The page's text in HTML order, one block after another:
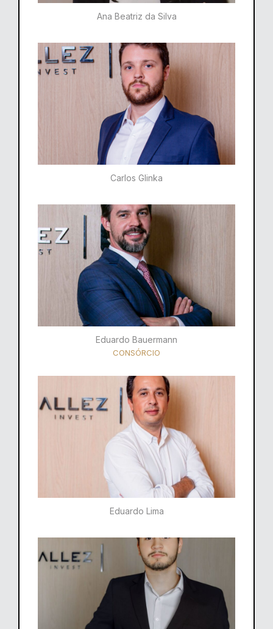
Ana Beatriz da Silva
Carlos Glinka
Eduardo Bauermann
CONSÓRCIO
Eduardo Lima